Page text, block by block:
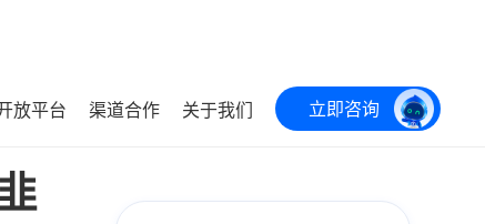
放平台 渠道合作 关于我们 立即咨询